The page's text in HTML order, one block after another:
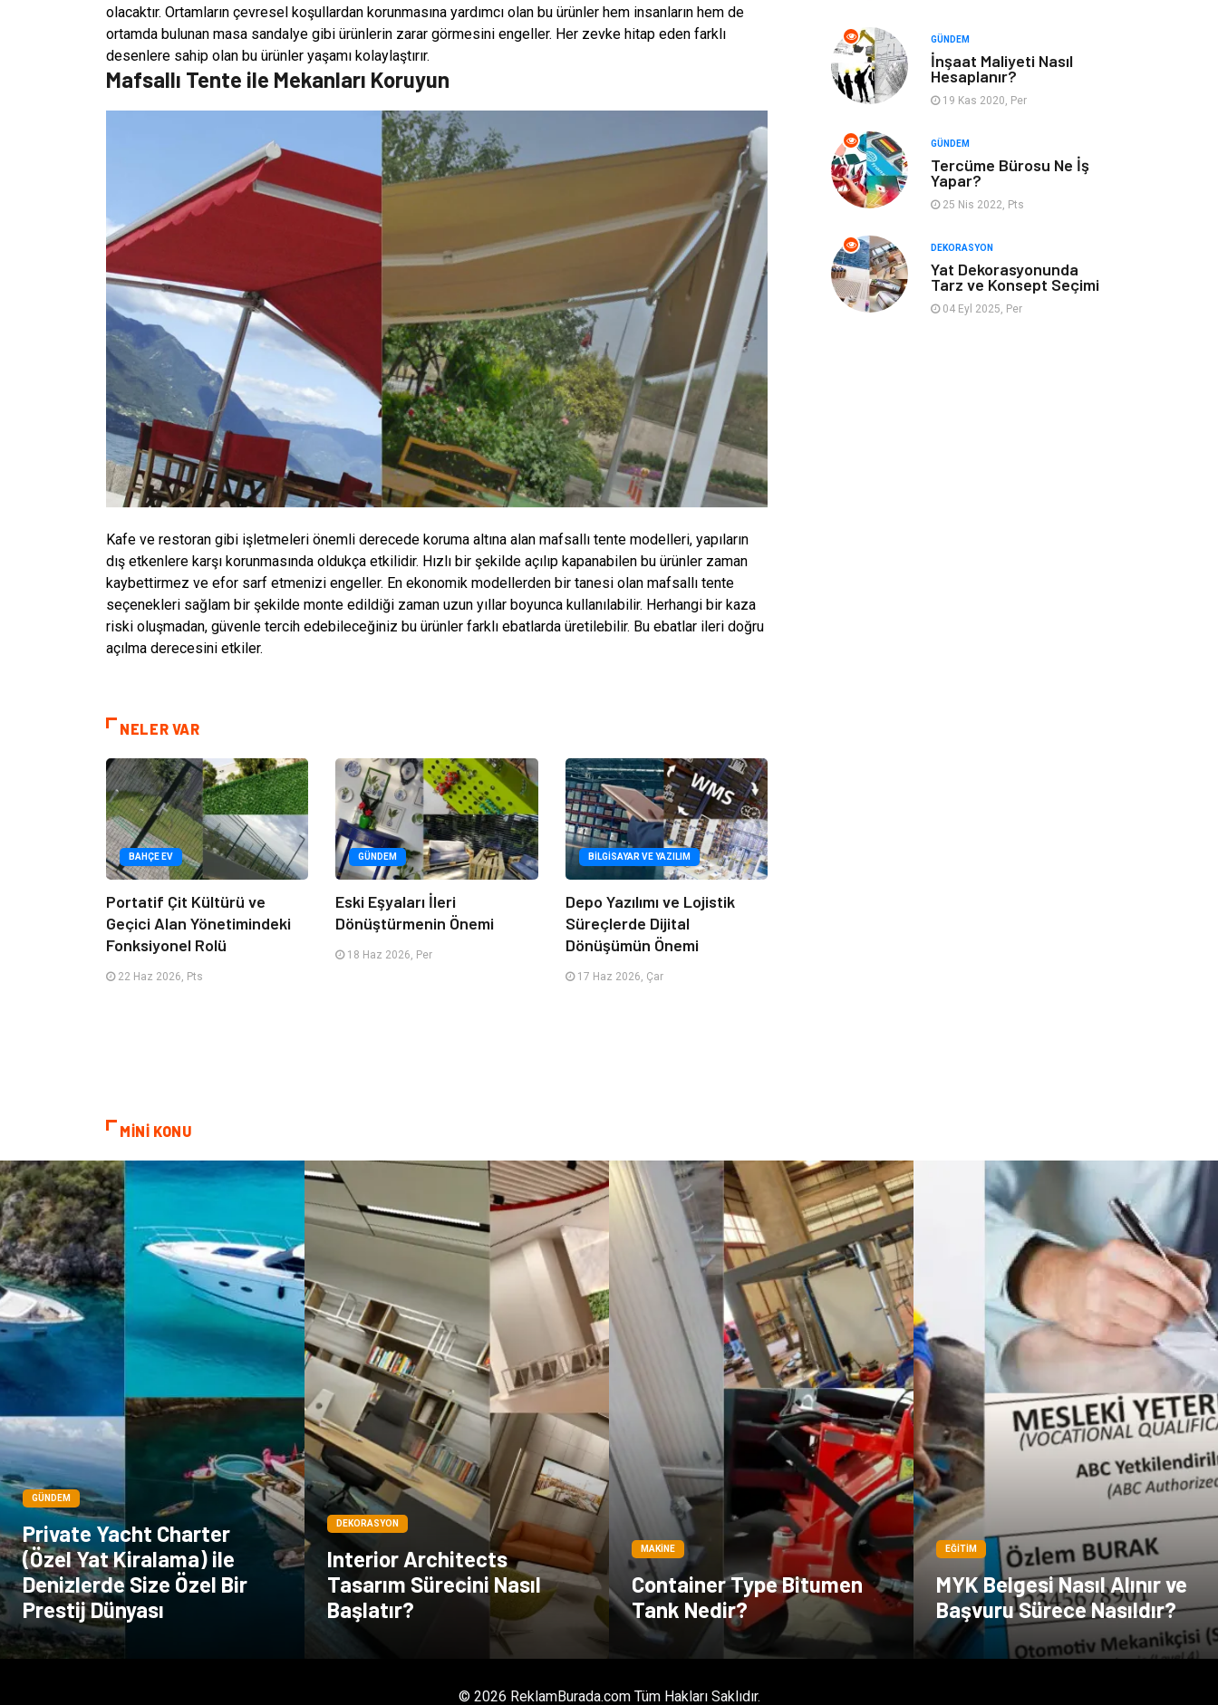
olacaktır. Ortamların çevresel koşullardan korunmasına yardımcı olan bu ürünler hem insanların hem de
ortamda bulunan masa sandalye gibi ürünlerin zarar görmesini engeller. Her zevke hitap eden farklı
desenlere sahip olan bu ürünler yaşamı kolaylaştırır.
Mafsallı Tente ile Mekanları Koruyun
Kafe ve restoran gibi işletmeleri önemli derecede koruma altına alan mafsallı tente modelleri, yapıların
dış etkenlere karşı korunmasında oldukça etkilidir. Hızlı bir şekilde açılıp kapanabilen bu ürünler zaman
kaybettirmez ve efor sarf etmenizi engeller. En ekonomik modellerden bir tanesi olan mafsallı tente
seçenekleri sağlam bir şekilde monte edildiği zaman uzun yıllar boyunca kullanılabilir. Herhangi bir kaza
riski oluşmadan, güvenle tercih edebileceğiniz bu ürünler farklı ebatlarda üretilebilir. Bu ebatlar ileri doğru
açılma derecesini etkiler.
NELER VAR
BAHÇE EV
Portatif Çit Kültürü ve
Geçici Alan Yönetimindeki
Fonksiyonel Rolü
22 Haz 2026, Pts
GÜNDEM
Eski Eşyaları İleri
Dönüştürmenin Önemi
18 Haz 2026, Per
BILGISAYAR VE YAZILIM
Depo Yazılımı ve Lojistik
Süreçlerde Dijital
Dönüşümün Önemi
17 Haz 2026, Çar
Hizmet
Mobilya Pazarlama
Nakliyat Plastik
Hediyelik Eşya Eğlence
Alüminyum Bilişim
Kültür Sanat
Endüstriyel
GÜNDEM
İnşaat Maliyeti Nasıl
Hesaplanır?
19 Kas 2020, Per
GÜNDEM
Tercüme Bürosu Ne İş
Yapar?
25 Nis 2022, Pts
DEKORASYON
Yat Dekorasyonunda
Tarz ve Konsept Seçimi
04 Eyl 2025, Per
MİNİ KONU
GÜNDEM
Private Yacht Charter
(Özel Yat Kiralama) ile
Denizlerde Size Özel Bir
Prestij Dünyası
DEKORASYON
Interior Architects
Tasarım Sürecini Nasıl
Başlatır?
MAKINE
Container Type Bitumen
Tank Nedir?
EĞITIM
MYK Belgesi Nasıl Alınır ve
Başvuru Sürece Nasıldır?
© 2026 ReklamBurada.com Tüm Hakları Saklıdır.